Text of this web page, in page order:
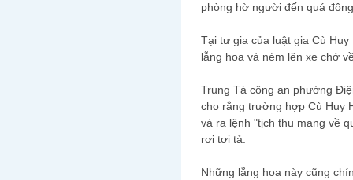
phòng hờ người đến quá
Tại tư gia của luật gia Cù
lẵng hoa và ném lên xe chở
Trung Tá công an phường
cho rằng trường hợp Cù Huy
và ra lệnh "tịch thu mang về
rơi tơi tả.
Những lẵng hoa này cũng